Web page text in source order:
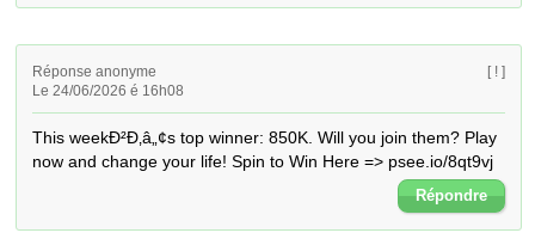
Réponse anonyme
Le 24/06/2026 é 16h08
[ ! ]
This weekÐ²Ð‚â„¢s top winner: 850K. Will you join them? Play
now and change your life! Spin to Win Here => psee.io/8qt9vj
Répondre